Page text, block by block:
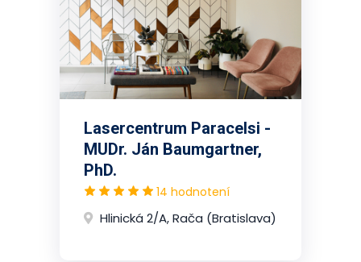
Lasercentrum Paracelsi -
MUDr. Ján Baumgartner,
PhD.
14 hodnotení
Hlinická 2/A, Rača (Bratislava)